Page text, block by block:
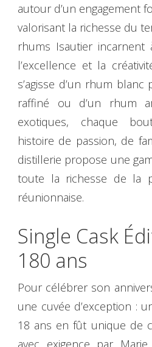
autour d’un engagement
valorisant la richesse du
rhums Isautier
l’excellence et la
s’agisse d’un rhum
raffiné ou d’un rhum
exotiques, chaque
histoire de passion, de
distillerie propose une
toute la richesse de la
réunionnaise.
Single Cask
180 ans
Pour célébrer son
une cuvée d’exception :
18 ans en fût unique de
avec exigence par